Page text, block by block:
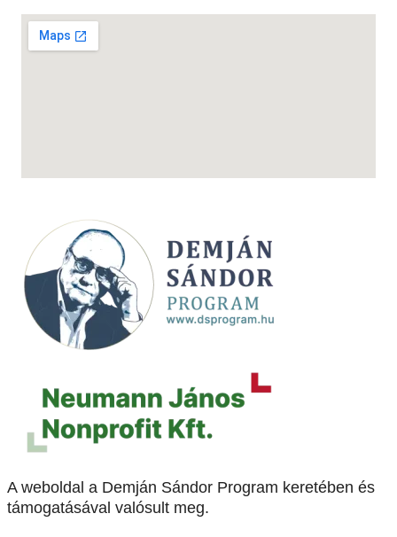
A weboldal a Demján Sándor Program keretében és
támogatásával valósult meg.